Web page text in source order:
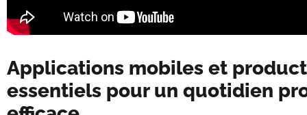
Applications mobiles et
essentiels pour un quotidien